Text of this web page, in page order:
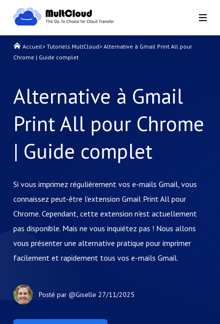
Accueil> Tutoriels MultCloud> Alternative à Gmail Print All pour
Chrome | Guide complet
Alternative à Gmail
Print All pour Chrome
| Guide complet
Si vous imprimez régulièrement vos e-mails Gmail, vous
connaissez peut-être l'extension Gmail Print All pour
Chrome. Cependant, cette extension n'est actuellement
pas disponible. Mais ne vous inquiétez pas ! Nous allons
vous présenter une alternative pratique pour imprimer
facilement et rapidement tous vos e-mails Gmail.
Posté par @Giselle 27/11/2025